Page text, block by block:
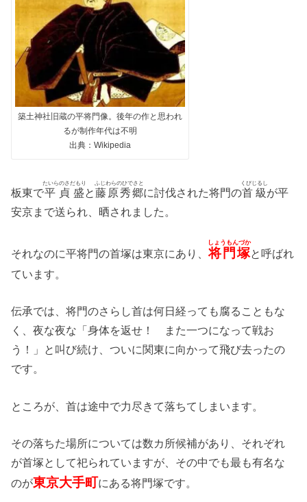
築土神社旧蔵の平将門像。後年の作と思われ
るが制作年代は不明
出典：Wikipedia
板東で平貞盛
たいらのさだもり
と藤原秀郷
ふじわらのひでさと
に討伐された将門の首級
くびじるし
が平
安京まで送られ、晒されました。
それなのに平将門の首塚は東京にあり、将門塚
しょうもんづか
と呼ばれ
ています。
伝承では、将門のさらし首は何日経っても腐ることもな
く、夜な夜な「身体を返せ！ また一つになって戦お
う！」と叫び続け、ついに関東に向かって飛び去ったの
です。
ところが、首は途中で力尽きて落ちてしまいます。
その落ちた場所については数カ所候補があり、それぞれ
が首塚として祀られていますが、その中でも最も有名な
のが東京大手町にある将門塚です。